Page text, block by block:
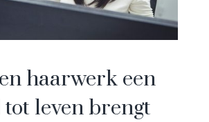
haarwerk een
leven brengt